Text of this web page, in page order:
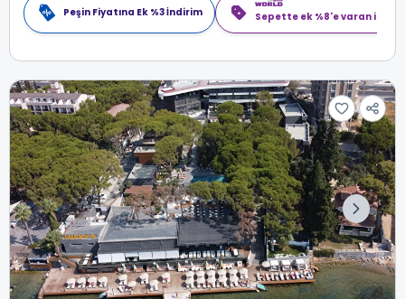
Peşin Fiyatına Ek %3 İndirim Sepette ek %8'e varan